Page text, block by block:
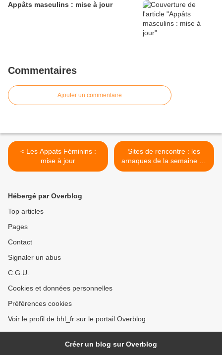
Appâts masculins : mise à jour
Commentaires
Ajouter un commentaire
< Les Appats Féminins :
mise à jour
Sites de rencontre : les
arnaques de la semaine 10
>
Hébergé par Overblog
Top articles
Pages
Contact
Signaler un abus
C.G.U.
Cookies et données personnelles
Préférences cookies
Voir le profil de bhl_fr sur le portail Overblog
Créer un blog sur Overblog